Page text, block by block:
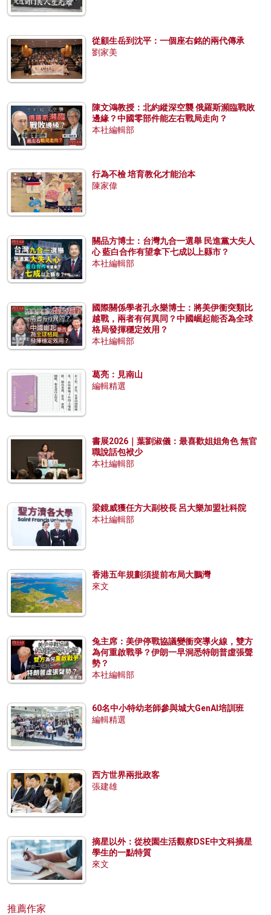
從顧生岳到沈平：一個座右銘的兩代傳承
劉家美
陳文鴻教授：北約縱深空襲 俄羅斯瀕臨戰敗
邊緣？中國零部件能左右戰局走向？
本社編輯部
行為不檢 培育教化才能治本
陳家偉
關品方博士：台灣九合一選舉 民進黨大失人
心 藍白合作有望拿下七成以上縣市？
本社編輯部
國際關係學者孔永樂博士：將美伊衝突類比
越戰，兩者有何異同？中國崛起能否為全球
格局發揮穩定效用？
本社編輯部
葛亮：見南山
編輯精選
書展2026｜葉劉淑儀：最喜歡姐姐角色 無官
職說話包袱少
本社編輯部
梁鏡威獲任方大副校長 呂大樂加盟社科院
本社編輯部
香港五年規劃須提前布局大鵬灣
來文
兔主席：美伊停戰協議變衝突導火線，雙方
為何重啟戰爭？伊朗一早洞悉特朗普虛張聲
勢？
本社編輯部
60名中小特幼老師參與城大GenAI培訓班
編輯精選
西方世界兩批政客
張建雄
摘星以外：從校園生活觀察DSE中文科摘星
學生的一點特質
來文
推薦作家